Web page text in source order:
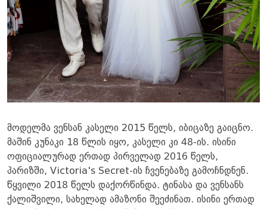
მოდელმა ვენსან კასელი 2015 წელს, იბიცაზე გაიცნო.
მაშინ კუნაკი 18 წლის იყო, კასელი კი 48-ის. ისინი
ოფიციალურად ერთად პირველად 2016 წელს,
პარიზში, Victoria's Secret-ის ჩვენებაზე გამოჩნდნენ.
წყვილი 2018 წელს დაქორწინდა. ტინასა და ვენსანს
ქალიშვილი, სახელად ამაზონი შეეძინათ. ისინი ერთად